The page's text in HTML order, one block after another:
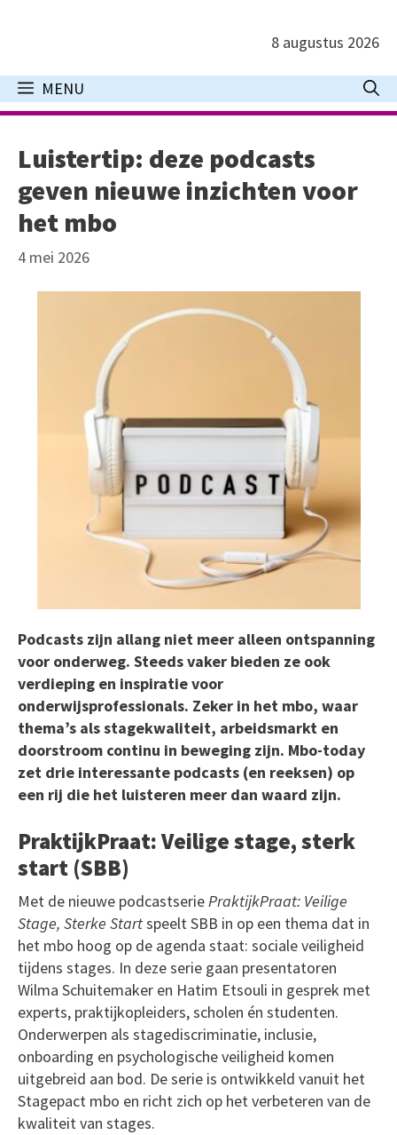
inhoud
8 augustus 2026
MENU
Luistertip: deze podcasts
geven nieuwe inzichten voor
het mbo
4 mei 2026
Podcasts zijn allang niet meer alleen ontspanning
voor onderweg. Steeds vaker bieden ze ook
verdieping en inspiratie voor
onderwijsprofessionals. Zeker in het mbo, waar
thema’s als stagekwaliteit, arbeidsmarkt en
doorstroom continu in beweging zijn. Mbo-today
zet drie interessante podcasts (en reeksen) op
een rij die het luisteren meer dan waard zijn.
PraktijkPraat: Veilige stage, sterk
start (SBB)
Met de nieuwe podcastseriePraktijkPraat: Veilige
Stage, Sterke Startspeelt SBB in op een thema dat in
het mbo hoog op de agenda staat: sociale veiligheid
tijdens stages. In deze serie gaan presentatoren
Wilma Schuitemaker en Hatim Etsouli in gesprek met
experts, praktijkopleiders, scholen én studenten.
Onderwerpen als stagediscriminatie, inclusie,
onboarding en psychologische veiligheid komen
uitgebreid aan bod. De serie is ontwikkeld vanuit het
Stagepact mbo en richt zich op het verbeteren van de
kwaliteit van stages.